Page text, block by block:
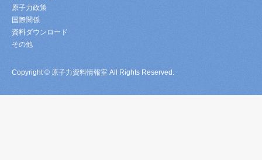
原子力政策
国際関係
資料ダウンロード
その他
Copyright © 原子力資料情報室 All Rights Reserved.